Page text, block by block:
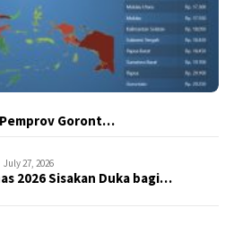
Goront…
July 27, 2026
2026 Sisakan Duka bagi…